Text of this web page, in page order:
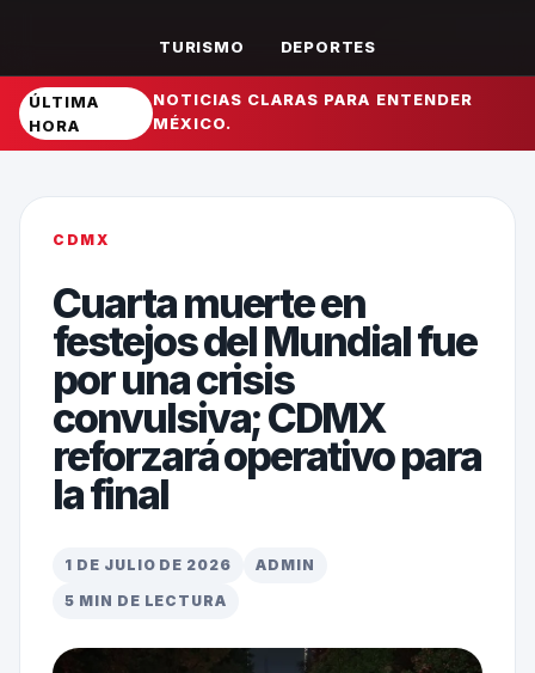
TURISMO DEPORTES
ÚLTIMA
HORA
NOTICIAS CLARAS PARA ENTENDER
MÉXICO.
CDMX
Cuarta muerte en
festejos del Mundial fue
por una crisis
convulsiva; CDMX
reforzará operativo para
la final
1 DE JULIO DE 2026
ADMIN
5 MIN DE LECTURA